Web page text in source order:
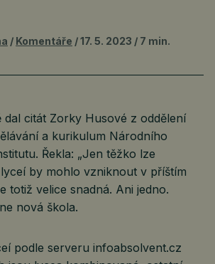
Komentáře 17. 5. 2023 7 min.
citát Zorky Husové z oddělení
a kurikulum Národního
Řekla: „Jen těžko lze
by mohlo vzniknout v příštím
totiž velice snadná. Ani jedno.
nová škola.
podle serveru infoabsolvent.cz